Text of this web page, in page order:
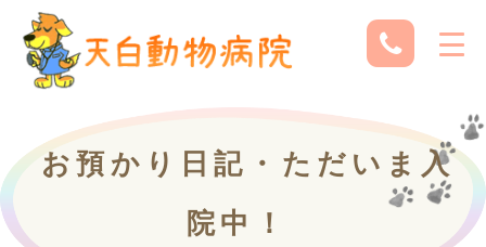
お預かり日記・ただいま入
院中！